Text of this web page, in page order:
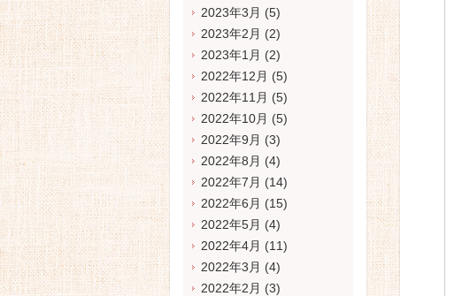
2023年3月 (5)
2023年2月 (2)
2023年1月 (2)
2022年12月 (5)
2022年11月 (5)
2022年10月 (5)
2022年9月 (3)
2022年8月 (4)
2022年7月 (14)
2022年6月 (15)
2022年5月 (4)
2022年4月 (11)
2022年3月 (4)
2022年2月 (3)